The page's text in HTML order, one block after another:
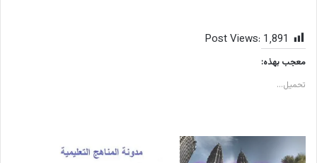
Post Views: 1٬891
معجب بهذه:
تحميل...